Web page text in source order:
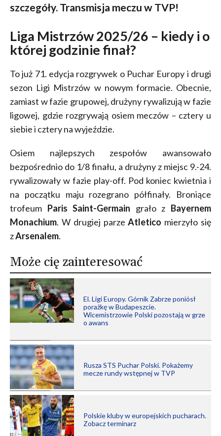
szczegóły. Transmisja meczu w TVP!
Liga Mistrzów 2025/26 – kiedy i o
której godzinie finał?
To już 71. edycja rozgrywek o Puchar Europy i drugi
sezon Ligi Mistrzów w nowym formacie. Obecnie,
zamiast w fazie grupowej, drużyny rywalizują w fazie
ligowej, gdzie rozgrywają osiem meczów – cztery u
siebie i cztery na wyjeździe.
Osiem najlepszych zespołów awansowało
bezpośrednio do 1/8 finału, a drużyny z miejsc 9.-24.
rywalizowały w fazie play-off. Pod koniec kwietnia i
na początku maju rozegrano półfinały. Broniące
trofeum Paris Saint-Germain grało z Bayernem
Monachium. W drugiej parzeAtletico mierzyło się
zArsenalem.
Może cię zainteresować
El. Ligi Europy. Górnik Zabrze poniósł
porażkę w Budapeszcie.
Wicemistrzowie Polski pozostają w grze
o awans
Rusza STS Puchar Polski. Pokażemy
mecze rundy wstępnej w TVP
Polskie kluby w europejskich pucharach.
Zobacz terminarz